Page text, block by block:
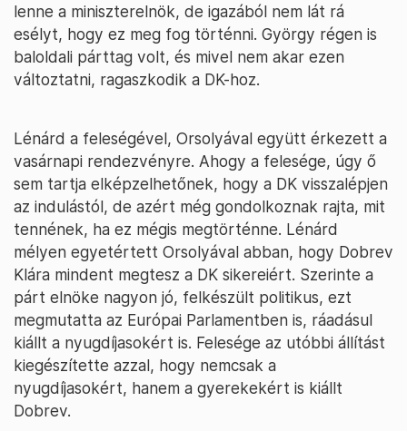
lenne a miniszterelnök, de igazából nem lát rá
esélyt, hogy ez meg fog történni. György régen is
baloldali párttag volt, és mivel nem akar ezen
változtatni, ragaszkodik a DK-hoz.
Lénárd a feleségével, Orsolyával együtt érkezett a
vasárnapi rendezvényre. Ahogy a felesége, úgy ő
sem tartja elképzelhetőnek, hogy a DK visszalépjen
az indulástól, de azért még gondolkoznak rajta, mit
tennének, ha ez mégis megtörténne. Lénárd
mélyen egyetértett Orsolyával abban, hogy Dobrev
Klára mindent megtesz a DK sikereiért. Szerinte a
párt elnöke nagyon jó, felkészült politikus, ezt
megmutatta az Európai Parlamentben is, ráadásul
kiállt a nyugdíjasokért is. Felesége az utóbbi állítást
kiegészítette azzal, hogy nemcsak a
nyugdíjasokért, hanem a gyerekekért is kiállt
Dobrev.